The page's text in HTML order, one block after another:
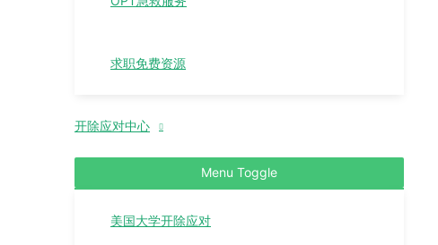
求职免费资源
开除应对中心
Menu Toggle
美国大学开除应对